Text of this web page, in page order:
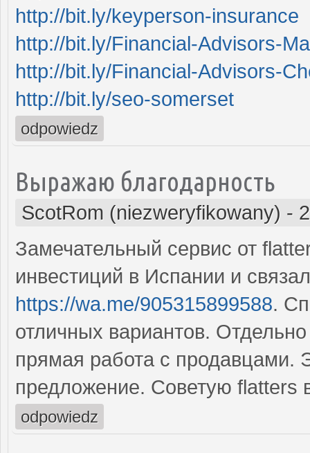
http://bit.ly/keyperson-insurance
http://bit.ly/Financial-Advisors-
http://bit.ly/Financial-Advisors-
http://bit.ly/seo-somerset
odpowiedz
Выражаю благодарность
ScotRom (niezweryfikowany) -
Замечательный сервис от
инвестиций в Испании и
https://wa.me/905315899588.
отличных вариантов.
прямая работа с продавцами.
предложение. Советую flatters
odpowiedz